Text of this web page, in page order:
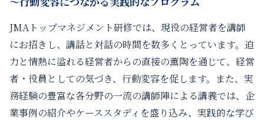
JMAトップマネジメント研修では、現役の経営者を講師
にお招きし、講話と対話の時間を数多くとっています。迫
力と情熱に溢れる経営者からの直接の薫陶を通じて、経営
者・役員としての気づき、行動変容を促します。また、実
務経験の豊富な各分野の一流の講師陣による講義では、企
業事例の紹介やケーススタディを盛り込み、実践的な学び